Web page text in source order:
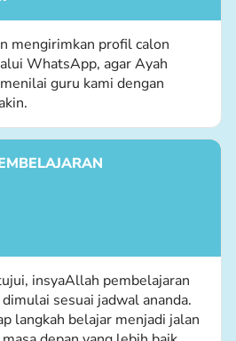
mengirimkan profil calon
WhatsApp, agar Ayah
guru kami dengan
insyaAllah pembelajaran
sesuai jadwal ananda.
langkah belajar menjadi jalan